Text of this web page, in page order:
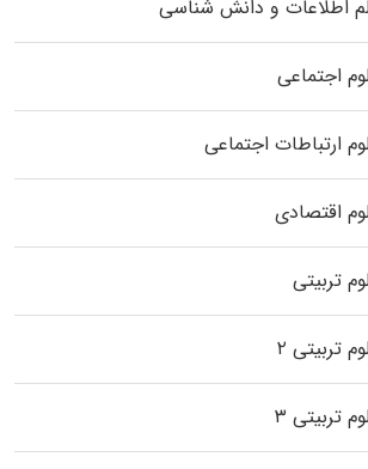
اطلاعات و دانش شناسی
اجتماعی
ارتباطات اجتماعی
اقتصادی
تربیتی
تربیتی ۲
تربیتی ۳